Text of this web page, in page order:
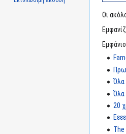
Οι
Όλα
Όλα
20
The